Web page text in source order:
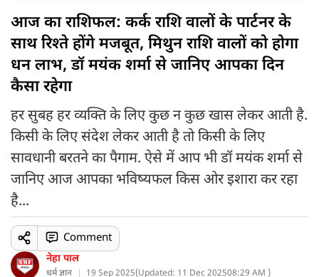
आज का राशिफल: कर्क राशि वालों के पार्टनर के
साथ रिश्ते होंगे मजबूत, मिथुन राशि वालों को होगा
धन लाभ, डॉ मयंक शर्मा से जानिए आपका दिन
कैसा रहेगा
हर सुबह हर व्यक्ति के लिए कुछ न कुछ खास लेकर आती है.
किसी के लिए संदेश लेकर आती है तो किसी के लिए
सावधानी बरतने का पैगाम. ऐसे में आप भी डॉ मयंक शर्मा से
जानिए आज आपका भविष्यफल किस ओर इशारा कर रहा
है...
नेहा पाल
धर्म ज्ञान 19 Sep 2025(Updated: 11 Dec 202508:29 AM )
Comment